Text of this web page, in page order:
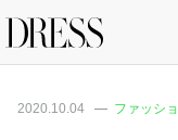
2020.10.04 ファッシ